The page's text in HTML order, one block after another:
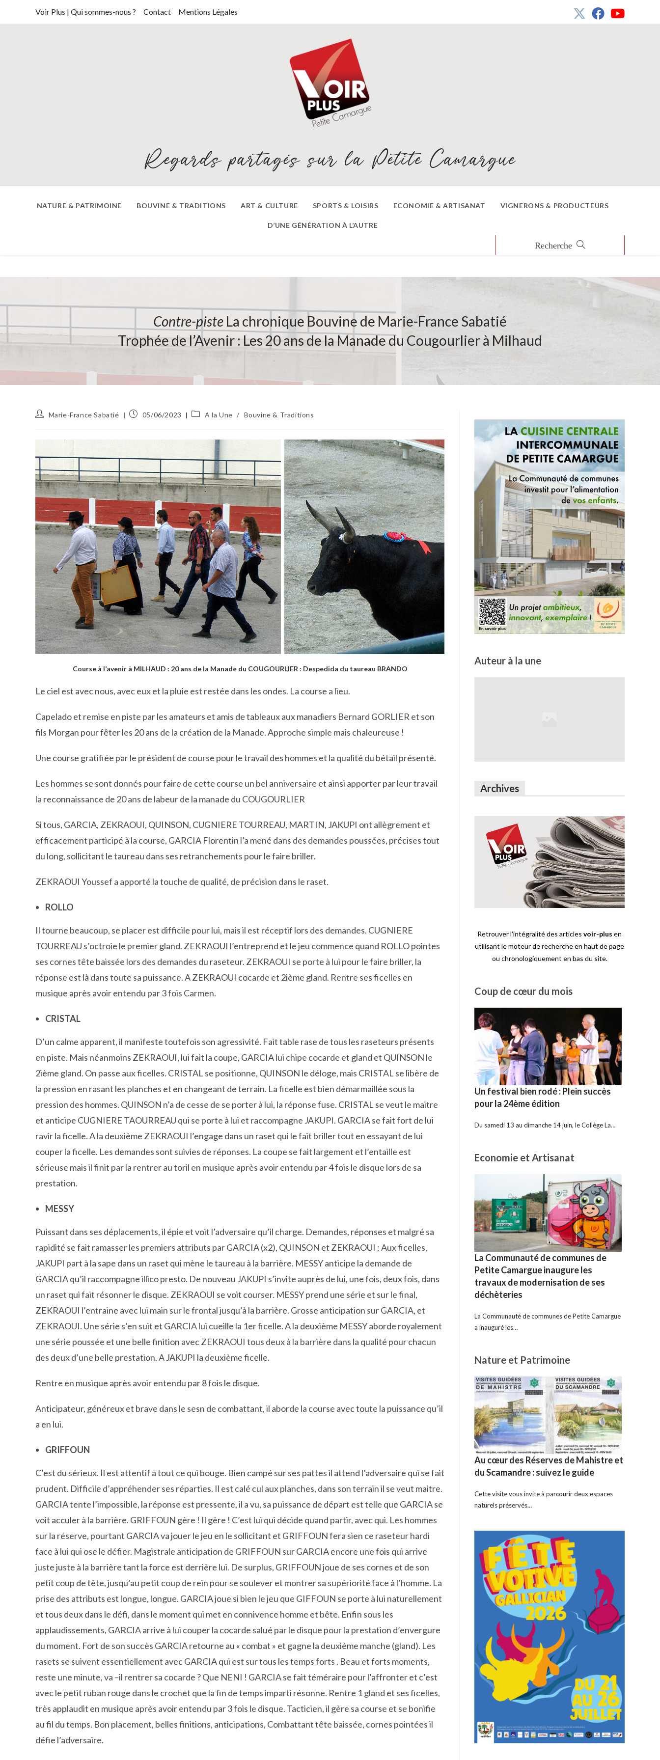
Voir Plus | Qui sommes-nous ? Contact Mentions Légales
Regards partagés sur la Petite Camargue
NATURE & PATRIMOINE BOUVINE & TRADITIONS ART & CULTURE SPORTS & LOISIRS ECONOMIE & ARTISANAT VIGNERONS & PRODUCTEURS
D’UNE GÉNÉRATION À L’AUTRE
Contre-piste La chronique Bouvine de Marie-France Sabatié
Trophée de l’Avenir : Les 20 ans de la Manade du Cougourlier à Milhaud
Auteur/autrice
publication :
Marie-France Sabatié
Publication
05/06/2023
PostA la Une / Bouvine & Traditions
Course à l’avenir à MILHAUD : 20 ans de la Manade du COUGOURLIER : Despedida du taureau BRANDO
Le ciel est avec nous, avec eux et la pluie est restée dans les ondes. La course a lieu.
Capelado et remise en piste par les amateurs et amis de tableaux aux manadiers Bernard GORLIER et son
fils Morgan pour fêter les 20 ans de la création de la Manade. Approche simple mais chaleureuse !
Une course gratifiée par le président de course pour le travail des hommes et la qualité du bétail présenté.
Les hommes se sont donnés pour faire de cette course un bel anniversaire et ainsi apporter par leur travail
la reconnaissance de 20 ans de labeur de la manade du COUGOURLIER
Si tous, GARCIA, ZEKRAOUI, QUINSON, CUGNIERE TOURREAU, MARTIN, JAKUPI ont allègrement et
efficacement participé à la course, GARCIA Florentin l’a mené dans des demandes poussées, précises tout
du long, sollicitant le taureau dans ses retranchements pour le faire briller.
ZEKRAOUI Youssef a apporté la touche de qualité, de précision dans le raset.
ROLLO
Il tourne beaucoup, se placer est difficile pour lui, mais il est réceptif lors des demandes. CUGNIERE
TOURREAU s’octroie le premier gland. ZEKRAOUI l’entreprend et le jeu commence quand ROLLO pointes
ses cornes tête baissée lors des demandes du raseteur. ZEKRAOUI se porte à lui pour le faire briller, la
réponse est là dans toute sa puissance. A ZEKRAOUI cocarde et 2ième gland. Rentre ses ficelles en
musique après avoir entendu par 3 fois Carmen.
CRISTAL
D’un calme apparent, il manifeste toutefois son agressivité. Fait table rase de tous les raseteurs présents
en piste. Mais néanmoins ZEKRAOUI, lui fait la coupe, GARCIA lui chipe cocarde et gland et QUINSON le
2ième gland. On passe aux ficelles. CRISTAL se positionne, QUINSON le déloge, mais CRISTAL se libère de
la pression en rasant les planches et en changeant de terrain. La ficelle est bien démarmaillée sous la
pression des hommes. QUINSON n’a de cesse de se porter à lui, la réponse fuse. CRISTAL se veut le maitre
et anticipe CUGNIERE TAOURREAU qui se porte à lui et raccompagne JAKUPI. GARCIA se fait fort de lui
ravir la ficelle. A la deuxième ZEKRAOUI l’engage dans un raset qui le fait briller tout en essayant de lui
couper la ficelle. Les demandes sont suivies de réponses. La coupe se fait largement et l’entaille est
sérieuse mais il finit par la rentrer au toril en musique après avoir entendu par 4 fois le disque lors de sa
prestation.
MESSY
Puissant dans ses déplacements, il épie et voit l’adversaire qu’il charge. Demandes, réponses et malgré sa
rapidité se fait ramasser les premiers attributs par GARCIA (x2), QUINSON et ZEKRAOUI ; Aux ficelles,
JAKUPI part à la sape dans un raset qui mène le taureau à la barrière. MESSY anticipe la demande de
GARCIA qu’il raccompagne illico presto. De nouveau JAKUPI s’invite auprès de lui, une fois, deux fois, dans
un raset qui fait résonner le disque. ZEKRAOUI se voit courser. MESSY prend une série et sur le final,
ZEKRAOUI l’entraine avec lui main sur le frontal jusqu’à la barrière. Grosse anticipation sur GARCIA, et
ZEKRAOUI. Une série s’en suit et GARCIA lui cueille la 1er ficelle. A la deuxième MESSY aborde royalement
une série poussée et une belle finition avec ZEKRAOUI tous deux à la barrière dans la qualité pour chacun
des deux d’une belle prestation. A JAKUPI la deuxième ficelle.
Rentre en musique après avoir entendu par 8 fois le disque.
Anticipateur, généreux et brave dans le sesn de combattant, il aborde la course avec toute la puissance qu’il
a en lui.
GRIFFOUN
C’est du sérieux. Il est attentif à tout ce qui bouge. Bien campé sur ses pattes il attend l’adversaire qui se fait
prudent. Difficile d’appréhender ses réparties. Il est calé cul aux planches, dans son terrain il se veut maitre.
GARCIA tente l’impossible, la réponse est pressente, il a vu, sa puissance de départ est telle que GARCIA se
voit acculer à la barrière. GRIFFOUN gère ! Il gère ! C’est lui qui décide quand partir, avec qui. Les hommes
sur la réserve, pourtant GARCIA va jouer le jeu en le sollicitant et GRIFFOUN fera sien ce raseteur hardi
face à lui qui ose le défier. Magistrale anticipation de GRIFFOUN sur GARCIA encore une fois qui arrive
juste juste à la barrière tant la force est derrière lui. De surplus, GRIFFOUN joue de ses cornes et de son
petit coup de tête, jusqu’au petit coup de rein pour se soulever et montrer sa supériorité face à l’homme. La
prise des attributs est longue, longue. GARCIA joue si bien le jeu que GIFFOUN se porte à lui naturellement
et tous deux dans le défi, dans le moment qui met en connivence homme et bête. Enfin sous les
applaudissements, GARCIA arrive à lui couper la cocarde salué par le disque pour la prestation d’envergure
du moment. Fort de son succès GARCIA retourne au « combat » et gagne la deuxième manche (gland). Les
rasets se suivent essentiellement avec GARCIA qui est sur tous les temps forts . Beau et forts moments,
reste une minute, va –il rentrer sa cocarde ? Que NENI ! GARCIA se fait téméraire pour l’affronter et c’est
avec le petit ruban rouge dans le crochet que la fin de temps imparti résonne. Rentre 1 gland et ses ficelles,
très applaudit en musique après avoir entendu par 3 fois le disque. Tacticien, il gère sa course et se bonifie
au fil du temps. Bon placement, belles finitions, anticipations, Combattant tête baissée, cornes pointées il
défie l’adversaire.
Auteur à la une
Archives
Retrouver l'intégralité des articles voir-plus en
utilisant le moteur de recherche en haut de page
ou chronologiquement en bas du site.
Coup de cœur du mois
Un festival bien rodé : Plein succès
pour la 24ème édition
Du samedi 13 au dimanche 14 juin, le Collège La…
Economie et Artisanat
La Communauté de communes de
Petite Camargue inaugure les
travaux de modernisation de ses
déchèteries
La Communauté de communes de Petite Camargue
a inauguré les…
Nature et Patrimoine
Au cœur des Réserves de Mahistre et
du Scamandre : suivez le guide
Cette visite vous invite à parcourir deux espaces
naturels préservés…